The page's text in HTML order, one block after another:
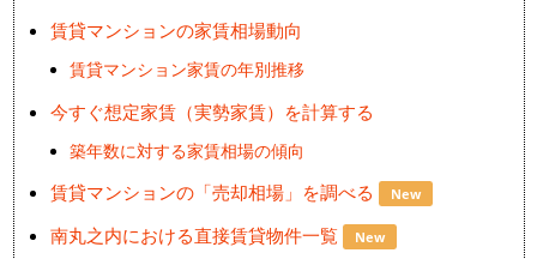
賃貸マンションの家賃相場動向
賃貸マンション家賃の年別推移
今すぐ想定家賃（実勢家賃）を計算する
築年数に対する家賃相場の傾向
賃貸マンションの「売却相場」を調べる New
南丸之内における直接賃貸物件一覧 New